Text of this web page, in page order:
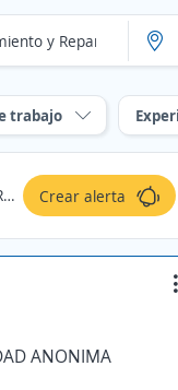
trabajo
Crear alerta
ANONIMA